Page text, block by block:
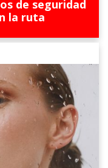
de seguridad
la ruta